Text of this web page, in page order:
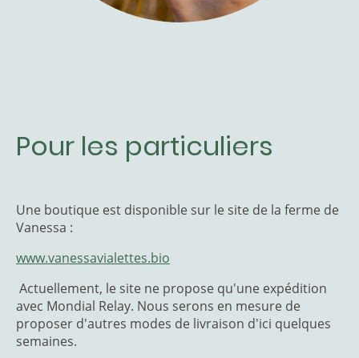
Pour les particuliers
Une boutique est disponible sur le site de la ferme de
Vanessa :
www.vanessavialettes.bio
Actuellement, le site ne propose qu'une expédition
avec Mondial Relay. Nous serons en mesure de
proposer d'autres modes de livraison d'ici quelques
semaines.